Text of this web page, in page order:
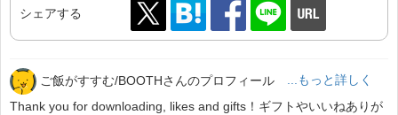
シェアする
ご飯がすすむ/BOOTHさんのプロフィール
...もっと詳しく
Thank you for downloading, likes and gifts！ギフトやいいねありが